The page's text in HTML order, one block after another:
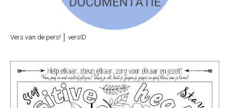
Vers van de pers! │ versID